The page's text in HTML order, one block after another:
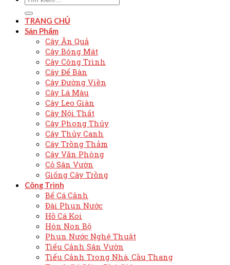
TRANG CHỦ
Sản Phẩm
Cây Ăn Quả
Cây Bóng Mát
Cây Công Trình
Cây Để Bàn
Cây Đường Viền
Cây Lá Màu
Cây Leo Giàn
Cây Nội Thất
Cây Phong Thủy
Cây Thủy Canh
Cây Trồng Thảm
Cây Văn Phòng
Cỏ Sân Vườn
Giống Cây Trồng
Công Trình
Bể Cá Cảnh
Đài Phun Nước
Hồ Cá Koi
Hòn Non Bộ
Phun Nước Nghệ Thuật
Tiểu Cảnh Sân Vườn
Tiểu Cảnh Trong Nhà, Cầu Thang